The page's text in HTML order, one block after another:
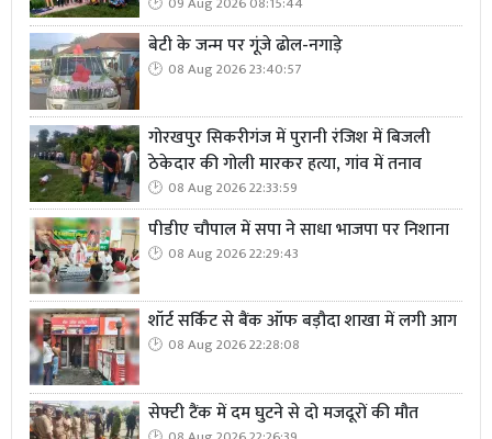
बेटी के जन्म पर गूंजे ढोल-नगाड़े
08 Aug 2026 23:40:57
गोरखपुर सिकरीगंज में पुरानी रंजिश में बिजली
ठेकेदार की गोली मारकर हत्या, गांव में तनाव
08 Aug 2026 22:33:59
पीडीए चौपाल में सपा ने साधा भाजपा पर निशाना
08 Aug 2026 22:29:43
शॉर्ट सर्किट से बैंक ऑफ बड़ौदा शाखा में लगी आग
08 Aug 2026 22:28:08
सेफ्टी टैंक में दम घुटने से दो मजदूरों की मौत